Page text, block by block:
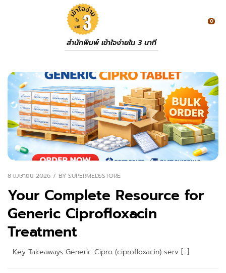
สำนักพิมพ์ เข้าใจง่ายใน 3 นาที
0
8 เมษายน 2026 BY SUPERMEDSSTORE
Your Complete Resource for
Generic Ciprofloxacin
Treatment
Key Takeaways Generic Cipro (ciprofloxacin) serv […]